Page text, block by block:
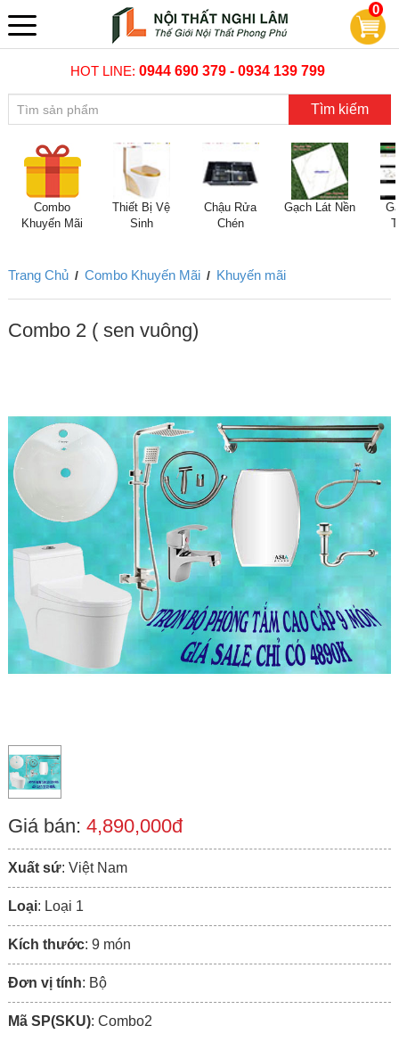
0
HOT LINE:0944 690 379 - 0934 139 799
Tìm kiếm
Combo
Khuyến Mãi
Thiết Bị Vệ
Sinh
Chậu Rửa
Chén
Gạch Lát Nền
Trang Chủ / Combo Khuyến Mãi / Khuyến mãi
Combo 2 ( sen vuông)
Giá bán: 4,890,000đ
Xuất sứ: Việt Nam
Loại: Loại 1
Kích thước: 9 món
Đơn vị tính: Bộ
Mã SP(SKU): Combo2